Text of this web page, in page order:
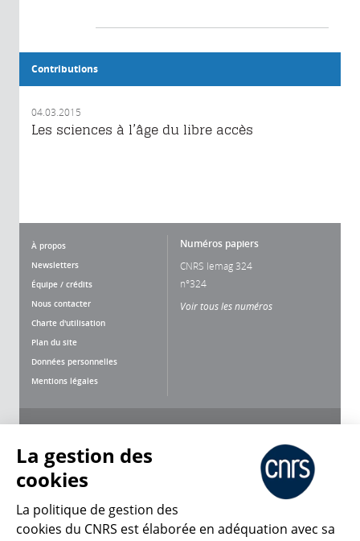
Contributions
04.03.2015
Les sciences à l’âge du libre accès
À propos
Newsletters
Équipe / crédits
Nous contacter
Charte d'utilisation
Plan du site
Données personnelles
Mentions légales
Numéros papiers
CNRS lemag 324
n°324
Voir tous les numéros
La gestion des
cookies
La politique de gestion des
cookies du CNRS est élaborée en adéquation avec sa